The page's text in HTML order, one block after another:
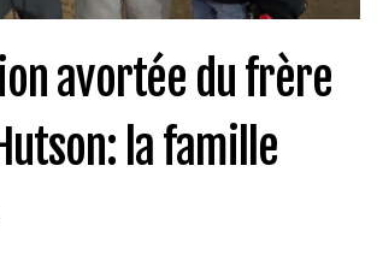
avortée du frère
la famille